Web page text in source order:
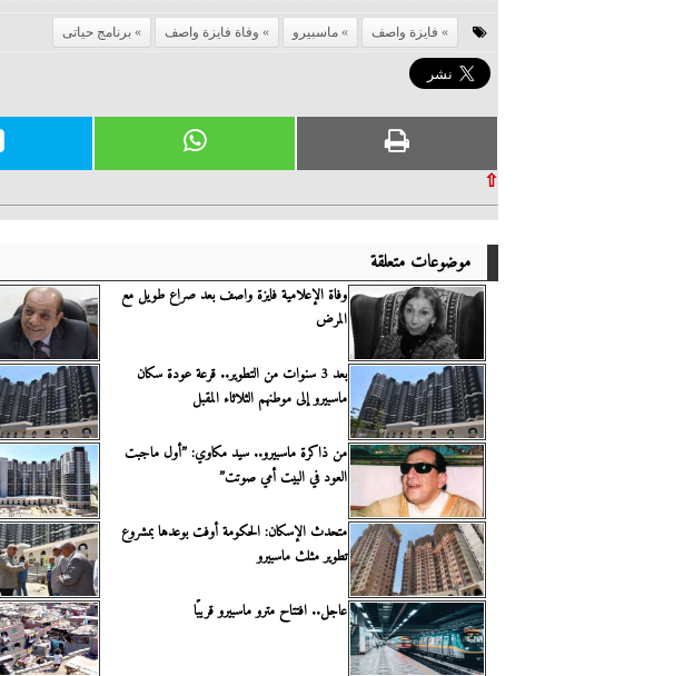
فايزة واصف ماسبيرو وفاة فايزة واصف برنامج حياتى
⇧
موضوعات متعلقة
وفاة الإعلامية فايزة واصف بعد صراع طويل مع
المرض
بعد 3 سنوات من التطوير.. قرعة عودة سكان
ماسبيرو إلى موطنهم الثلاثاء المقبل
من ذاكرة ماسبيرو.. سيد مكاوي: ”أول ماجبت
العود في البيت أمي صوتت”
متحدث الإسكان: الحكومة أوفت بوعدها بمشروع
تطوير مثلث ماسبيرو
عاجل.. افتتاح مترو ماسبيرو قريبًا